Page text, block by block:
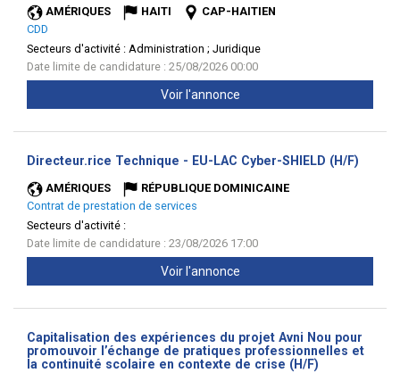
AMÉRIQUES HAITI
CAP-HAITIEN
CDD
Secteurs d'activité : Administration ; Juridique
Date limite de candidature : 25/08/2026 00:00
Voir l'annonce
Directeur.rice Technique - EU-LAC Cyber-SHIELD (H/F)
AMÉRIQUES
RÉPUBLIQUE DOMINICAINE
Contrat de prestation de services
Secteurs d'activité :
Date limite de candidature : 23/08/2026 17:00
Voir l'annonce
Capitalisation des expériences du projet Avni Nou pour
promouvoir l’échange de pratiques professionnelles et
la continuité scolaire en contexte de crise (H/F)